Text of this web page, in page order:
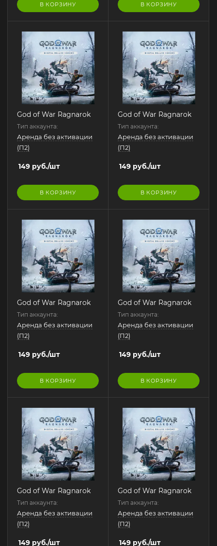
В КОРЗИНУ В КОРЗИНУ
God of War Ragnarok
Тип аккаунта:
Аренда без активации
(П2)
149 руб./шт
В КОРЗИНУ
God of War Ragnarok
Тип аккаунта:
Аренда без активации
(П2)
149 руб./шт
В КОРЗИНУ
God of War Ragnarok
Тип аккаунта:
Аренда без активации
(П2)
149 руб./шт
В КОРЗИНУ
God of War Ragnarok
Тип аккаунта:
Аренда без активации
(П2)
149 руб./шт
В КОРЗИНУ
God of War Ragnarok
Тип аккаунта:
Аренда без активации
(П2)
149 руб./шт
God of War Ragnarok
Тип аккаунта:
Аренда без активации
(П2)
149 руб./шт